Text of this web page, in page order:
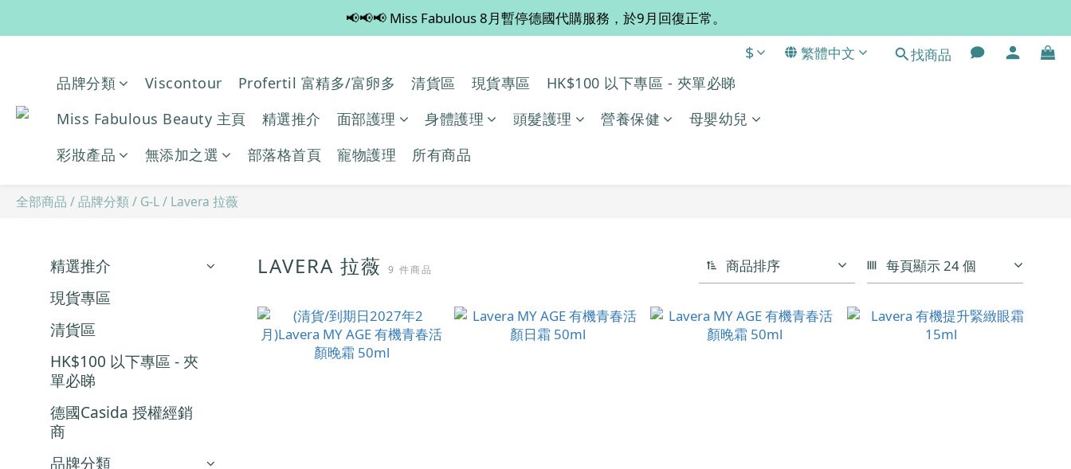
💡 全店滿 $600 免運費，買多件更抵！
📢📢📢 Miss Fabulous 8月暫停德國代購服務，於9月回復正常。
$ 繁體中文 找商品
品牌分類 Viscontour Profertil 富精多/富卵多 清貨區 現貨專區
HK$100 以下專區 - 夾單必睇
Miss Fabulous Beauty 主頁
精選推介 面部護理 身體護理 頭髮護理 營養保健
母嬰幼兒
彩妝產品
無添加之選 部落格首頁 寵物護理 所有商品
全部商品 / 品牌分類/ G-L/ Lavera 拉薇
精選推介
現貨專區
清貨區
HK$100 以下專區 - 夾
單必睇
德國Casida 授權經銷
商
品牌分類
LAVERA 拉薇9 件商品 商品排序 每頁顯示 24 個